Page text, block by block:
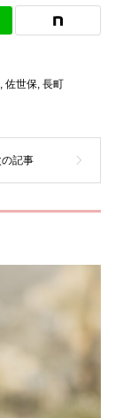
, 佐世保, 長町